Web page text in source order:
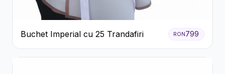
Buchet Imperial cu 25 Trandafiri RON799